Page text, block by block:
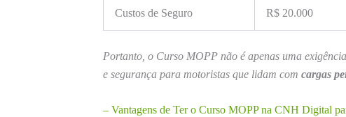
Custos de Seguro R$ 20.000
Portanto, o Curso MOPP não é apenas uma
e segurança para motoristas que lidam com cargas
– Vantagens de Ter o Curso MOPP na CNH Digital